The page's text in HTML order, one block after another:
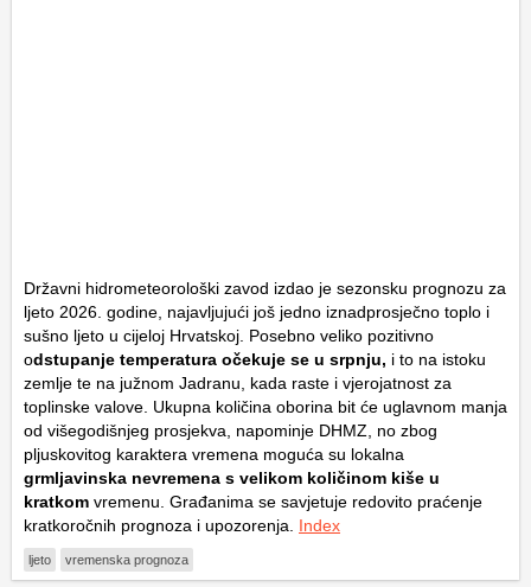
Državni hidrometeorološki zavod izdao je sezonsku prognozu za
ljeto 2026. godine, najavljujući još jedno iznadprosječno toplo i
sušno ljeto u cijeloj Hrvatskoj. Posebno veliko pozitivno
odstupanje temperatura očekuje se u srpnju, i to na istoku
zemlje te na južnom Jadranu, kada raste i vjerojatnost za
toplinske valove. Ukupna količina oborina bit će uglavnom manja
od višegodišnjeg prosjekva, napominje DHMZ, no zbog
pljuskovitog karaktera vremena moguća su lokalna
grmljavinska nevremena s velikom količinom kiše u
kratkom vremenu. Građanima se savjetuje redovito praćenje
kratkoročnih prognoza i upozorenja. Index
ljeto vremenska prognoza